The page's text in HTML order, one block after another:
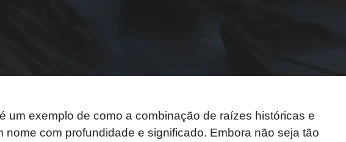
é um exemplo de como a combinação de raízes históricas e
nome com profundidade e significado. Embora não seja tão